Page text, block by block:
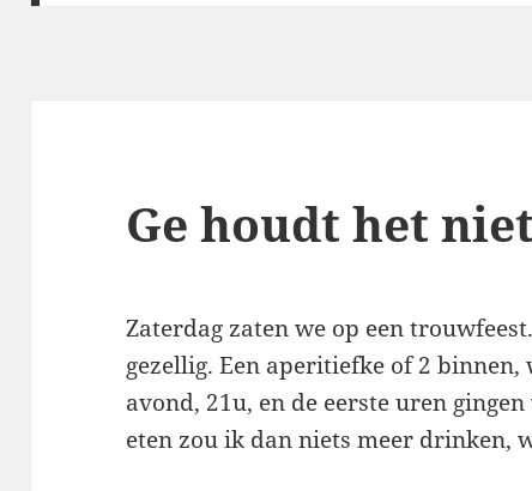
Ge houdt het
Zaterdag zaten we op een
gezellig. Een aperitiefke of 2
avond, 21u, en de eerste uren
eten zou ik dan niets meer drinken,